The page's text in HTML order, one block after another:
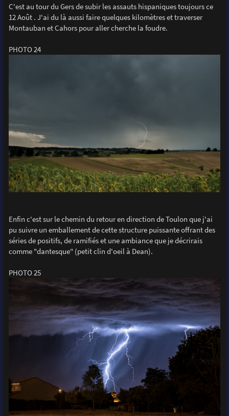
C'est au tour du Gers de subir les assauts hispaniques toujours ce
12 Août . J'ai du là aussi faire quelques kilomètres et traverser
Montauban et Cahors pour aller cherche la foudre.
PHOTO 24
Enfin c'est sur le chemin du retour en direction de Toulon que j'ai
pu suivre un emballement de cette structure puissante offrant des
séries de positifs, de ramifiés et une ambiance que je décrirais
comme "dantesque" (petit clin d'oeil à Dean).
PHOTO 25